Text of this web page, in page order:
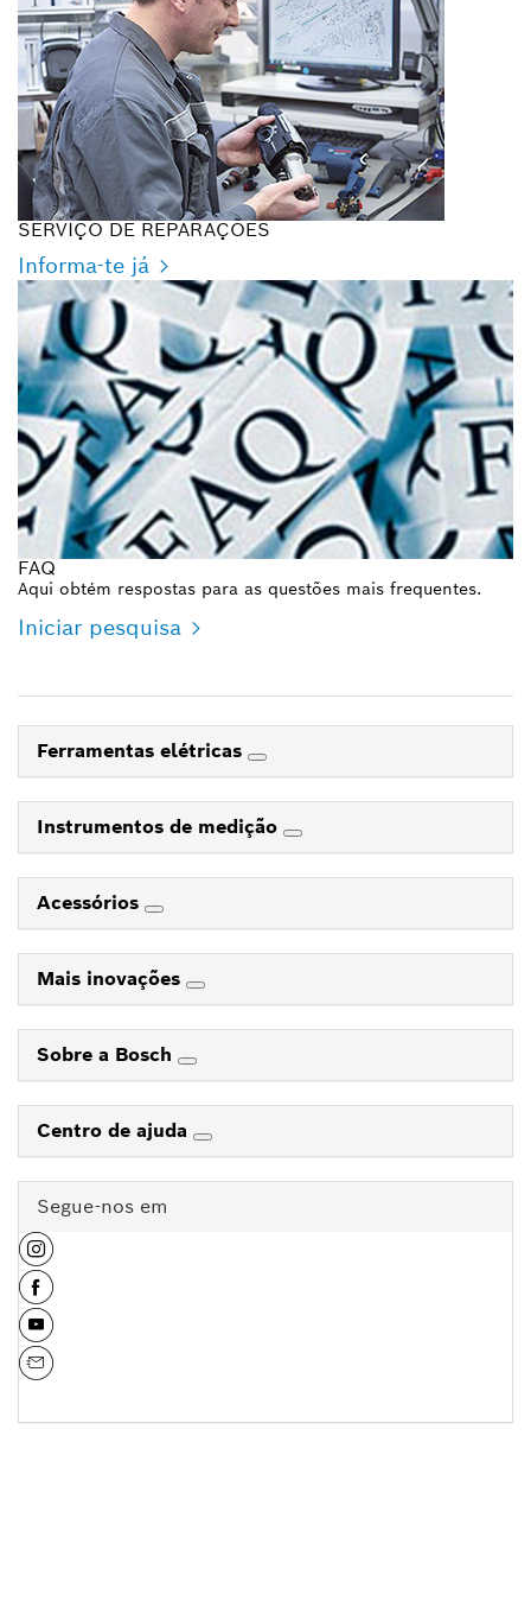
SERVIÇO DE REPARAÇÕES
Informa-te já
FAQ
Aqui obtém respostas para as questões mais frequentes.
Iniciar pesquisa
Ferramentas elétricas
Instrumentos de medição
Acessórios
Mais inovações
Sobre a Bosch
Centro de ajuda
Segue-nos em